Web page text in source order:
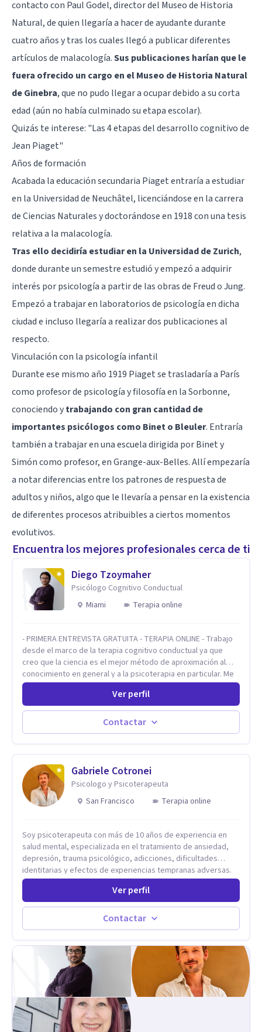
contacto con Paul Godel, director del Museo de Historia
Natural, de quien llegaría a hacer de ayudante durante
cuatro años y tras los cuales llegó a publicar diferentes
artículos de malacología.Sus publicaciones harían que le
fuera ofrecido un cargo en el Museo de Historia Natural
de Ginebra, que no pudo llegar a ocupar debido a su corta
edad (aún no había culminado su etapa escolar).
Quizás te interese: "Las 4 etapas del desarrollo cognitivo de
Jean Piaget"
Años de formación
Acabada la educación secundaria Piaget entraría a estudiar
en la Universidad de Neuchâtel, licenciándose en la carrera
de Ciencias Naturales y doctorándose en 1918 con una tesis
relativa a la malacología.
Tras ello decidiría estudiar en la Universidad de Zurich,
donde durante un semestre estudió y empezó a adquirir
interés por psicología a partir de las obras de Freud o Jung.
Empezó a trabajar en laboratorios de psicología en dicha
ciudad e incluso llegaría a realizar dos publicaciones al
respecto.
Vinculación con la psicología infantil
Durante ese mismo año 1919 Piaget se trasladaría a París
como profesor de psicología y filosofía en la Sorbonne,
conociendo ytrabajando con gran cantidad de
importantes psicólogos como Binet o Bleuler. Entraría
también a trabajar en una escuela dirigida por Binet y
Simón como profesor, en Grange-aux-Belles. Allí empezaría
a notar diferencias entre los patrones de respuesta de
adultos y niños, algo que le llevaría a pensar en la existencia
de diferentes procesos atribuibles a ciertos momentos
evolutivos.
Encuentra los mejores profesionales cerca de ti
Diego Tzoymaher
Psicólogo Cognitivo Conductual
Miami
Terapia online
- PRIMERA ENTREVISTA GRATUITA - TERAPIA ONLINE - Trabajo
desde el marco de la terapia cognitivo conductual ya que
creo que la ciencia es el mejor método de aproximación al
conocimiento en general y a la psicoterapia en particular. Me
interesan los procesos de cambio conductual por los que una
persona pueda alcanzar sus objetivos, transitando,
aceptando y modificando sus patrones cognitivos y
emocionales. Abordo patologías específicas como trastornos
de ansiedad y del ánimo, y también crisis vitales y procesos
Ver perfil
Contactar
Gabriele Cotronei
Psicologo y Psicoterapeuta
San Francisco
Terapia online
Soy psicoterapeuta con más de 10 años de experiencia en
salud mental, especializada en el tratamiento de ansiedad,
depresión, trauma psicológico, adicciones, dificultades
identitarias y efectos de experiencias tempranas adversas.
Ofrezco un espacio terapéutico seguro, confidencial y
profundamente humano, donde el dolor emocional puede
transformarse en autoconocimiento, regulación emocional y
psicoanálisis, terapia somática y de trauma, psicología
respiración neurodinámica, integrando actualmente la
Psicología Analítica Junguiana. Mi abordaje también incorpora
perspectivas interculturales, ecopsicología y el trabajo
simbólico con el inconsciente, entendiendo que cada
proceso terapéutico es único y requiere una mirada
personalizada.
Ver perfil
Contactar